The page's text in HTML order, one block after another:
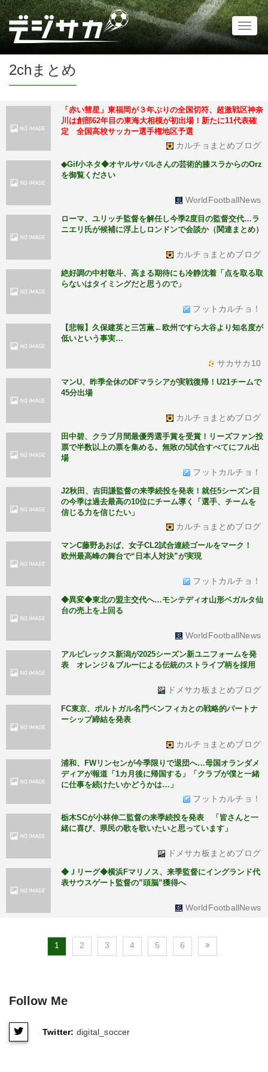
2chまとめ
「赤い彗星」東福岡が３年ぶりの全国切符、超激戦区神奈
川は創部62年目の東海大相模が初出場！新たに11代表確
定 全国高校サッカー選手権地区予選
カルチョまとめブログ
◆Gif小ネタ◆オヤルサバルさんの芸術的膝スラからのOrz
を御覧ください
WorldFootballNews
ローマ、ユリッチ監督を解任し今季2度目の監督交代…ラ
ニエリ氏が候補に浮上しロンドンで会談か（関連まとめ）
カルチョまとめブログ
絶好調の中村敬斗、高まる期待にも冷静沈着「点を取る取
らないはタイミングだと思うので」
フットカルチョ！
【悲報】久保建英と三笘薫←欧州ですら大谷より知名度が
低いという事実…
サカサカ10
マンU、昨季全休のDFマラシアが実戦復帰！U21チームで
45分出場
カルチョまとめブログ
田中碧、クラブ月間最優秀選手賞を受賞！リーズファン投
票で半数以上の票を集める。無敗の5試合すべてにフル出
場
フットカルチョ！
J2秋田、吉田謙監督の来季続投を発表！就任5シーズン目
の今季は過去最高の10位にチーム導く「選手、チームを
信じる力を信じたい」
カルチョまとめブログ
マンC藤野あおば、女子CL2試合連続ゴールをマーク！
欧州最高峰の舞台で“日本人対決”が実現
フットカルチョ！
◆異変◆東北の盟主交代へ…モンテディオ山形ベガルタ仙
台の売上を上回る
WorldFootballNews
アルビレックス新潟が2025シーズン新ユニフォームを発
表 オレンジ＆ブルーによる伝統のストライプ柄を採用
ドメサカ板まとめブログ
FC東京、ポルトガル名門ベンフィカとの戦略的パートナ
ーシップ締結を発表
カルチョまとめブログ
浦和、FWリンセンが今季限りで退団へ…母国オランダメ
ディアが報道「1カ月後に帰国する」「クラブが僕と一緒
に仕事を続けたいかどうかは…」
フットカルチョ！
栃木SCが小林伸二監督の来季続投を発表 「皆さんと一
緒に喜び、県民の歌を歌いたいと思っています」
ドメサカ板まとめブログ
◆Ｊリーグ◆横浜Fマリノス、来季監督にイングランド代
表サウスゲート監督の”頭脳”獲得へ
WorldFootballNews
1 2 3 4 5 6
Follow Me
Twitter: digital_soccer